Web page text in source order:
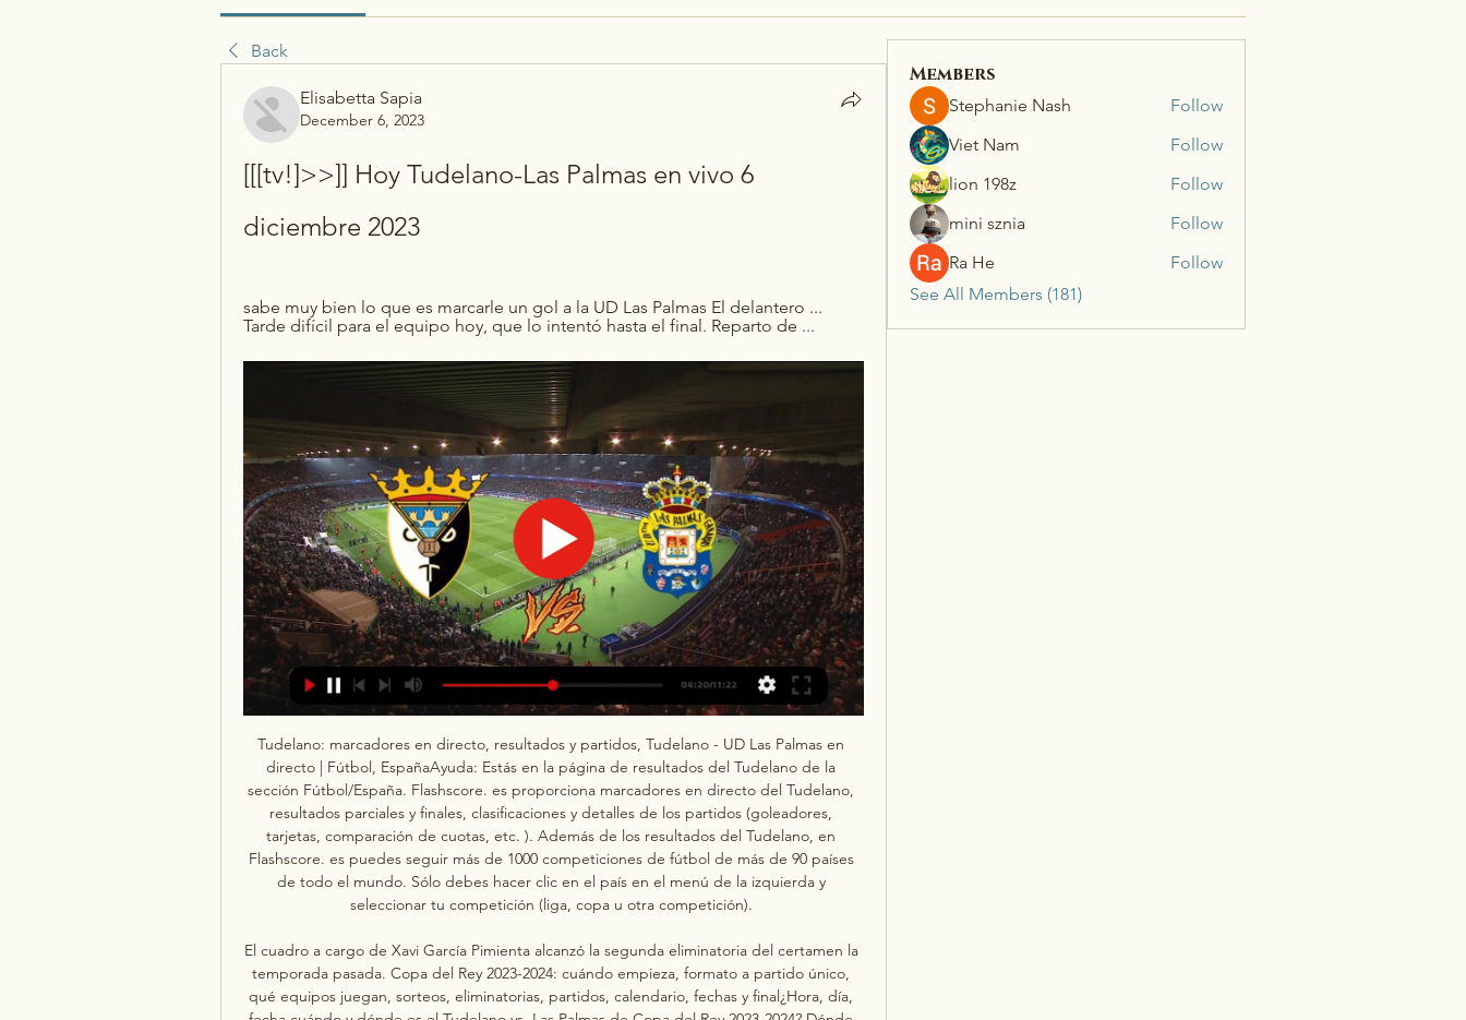
Back
Elisabetta Sapia
December 6, 2023
[[[tv!]>>]] Hoy Tudelano-Las Palmas en vivo 6
diciembre 2023
sabe muy bien lo que es marcarle un gol a la UD Las Palmas El delantero ...
Tarde difícil para el equipo hoy, que lo intentó hasta el final. Reparto de ...
Tudelano: marcadores en directo, resultados y partidos, Tudelano - UD Las Palmas en directo | Fútbol, EspañaAyuda: Estás en la página de resultados del Tudelano de la sección Fútbol/España. Flashscore. es proporciona marcadores en directo del Tudelano, resultados parciales y finales, clasificaciones y detalles de los partidos (goleadores, tarjetas, comparación de cuotas, etc. ). Además de los resultados del Tudelano, en Flashscore. es puedes seguir más de 1000 competiciones de fútbol de más de 90 países de todo el mundo. Sólo debes hacer clic en el país en el menú de la izquierda y seleccionar tu competición (liga, copa u otra competición). 

El cuadro a cargo de Xavi García Pimienta alcanzó la segunda eliminatoria del certamen la temporada pasada. Copa del Rey 2023-2024: cuándo empieza, formato a partido único, qué equipos juegan, sorteos, eliminatorias, partidos, calendario, fechas y final¿Hora, día, fecha cuándo y dónde es el Tudelano vs. Las Palmas de Copa del Rey 2023-2024? Dónde ver en directo online el Tudelano vs. Las Palmas de la Copa del Rey 2023-2024: Canal de TV y Streaming en vivoTV y canal: Dónde ver y cómo contratar los canales de televisiónIgual que ha sucedido en estas pasadas temporadas, el fútbol en España se puede ver por los canales de televisión de pago. Además, hay un encuentro cada jornada que se retransmite en abierto, a través de la señal de Gol Televisión. 

CD Tudelano - Web oficial Sitio web oficial del Club Deportivo Tudelano, de Tudela (Navarra), cuyo primer equipo milita en el Grupo 2 de Segunda División B.

Tudelano Las Palmas en vivo | Copa del Rey | 6 diciembre 2023El portal Academia de Apuestas ofrece estadísticas de clubes, jugadores y competiciones de fútbol. Cubrimos Copas, Ligas, Torneos y Amistosos de selecciones y clubes de todo el mundo. Informaciones de goles, resultados finales y al descanso, tarjetas amarillas y rojas, entre otros datos que ayudarán a los usuarios a tener un conocimiento más completo de los deportes disponibles. Podrás seguir los resultados en vivo de competiciones como La Liga, Serie A, Premier League, Liga de Campeones, Liga Europa, entre otras. Disponemos también de pronósticos para varios partidos de los más diversos deportes. A pesar de que estos pronósticos representan la opinión fundamentada de nuestros editores profesionales, no recomendamos que las sugerencias de apuesta sean seguidas de forma ciega, ya que solamente indican algunas de las conclusiones y expectativas personales del editor en cuanto a ese partido. 

Tudelano Las Palmas en Directo - Marcadores y resultados Copa del Rey (fútbol)CD Tudelano marca 1. 59 marca cuando juega en casa y UD Las Palmas marca 0. 88 goles cuando juega fuera (como promedio). Ambos equipos no marcaron en su último partido. Ambos equipos perdieron su último partido. Cuando UD Las Palmas va perdiendo 1-0 como visitante, ganan el 21% de sus partidos. Cuando UD Las Palmas se avanza 0-1 como visitante, ganan el 75% de sus partidos. Cuando CD Tudelano se avanza 1-0 como local, ganan el 50% de sus partidos. 

Televisión: ¿Cómo ver en directo en TV el Tudelano - Las Palmas de la Copa del Rey? El Tudelano - Las Palmas de la segunda ronda de la Copa del Rey se podrá disfrutar en directo en televisión a través de Movistar Liga de Campeones 2 por Movistar Plus+ (M61) y en Orange (O116). Las Palmas goleó en la primera ronda al Manacor en un partido que contó con el saque de honor de Rafa Nadal. Internet: ¿Cómo seguir online el Tudelano - Las Palmas de la Copa del Rey? El encuentro entre Tudelano y Las Palmas se podrá seguir en vivo online a través del directo de As. com actualizado al minuto. Desde una hora antes, la previa y los onces. Tras el choque, podrás leer la crónica, las declaraciones de los protagonistas, el resumen del partido en vídeo y las noticias más destacadas. 

VallesPorteroMin jugados1350Goles0Partidos151AarónPorteroMin jugados0Goles0Partidos030Á. KillanePorteroMin jugados-Goles-Partidos-2MarvinDefensaMin jugados501Goles0Partidos113S. CardonaDefensaMin jugados1194Goles0Partidos154Álex SuárezDefensaMin jugados1108Goles0Partidos136E. CurbeloDefensaMin jugados90Goles0Partidos114Á. LemosDefensaMin jugados193Goles0Partidos315Mika MármolDefensaMin jugados1130Goles0Partidos1323CocoDefensaMin jugados846Goles1Partidos1228J. AraujoDefensaMin jugados725Goles1Partidos135Javi MuñozCentrocampistaMin jugados989Goles0Partidos158PerroneCentrocampistaMin jugados-Goles-Partidos-10A. 

Ver EN VIVO y en DIRECTO ONLINE Tudelano vs. Las Palmas, de la Copa del Rey 2023-2024: dónde ver, TV, canal y Streaming | Goal. com EspanaEl partido se disputa este miércoles 6 de diciembre a las 21:00. Tudelano recibe a Las Palmas este miércoles 6 de diciembre a las 21:00 horas en el estadio Municipal Ciudad de Tudela, por la segunda ronda de la Copa del Rey de la temporada 2023-2024. Sigue aquí en directo el Tudelano vs. 

Tudelano - Las Palmas en directo, Copa del Rey 2023Temas Ter Stegen Olympiacos - Real Madrid en directo España - Suecia en directo F1 Madrid Arnau Tenas Álex Baena Van de Beek Espanyol - Valladolid Partidos hoy Copa del Rey Mercado fichajes Copa NBA Clasificación Liga Jorge Rey Jornada Laboral Juan Ortega Torreznos Calendario Laboral Lotería Navidad 2023 sport Barça Clásico Fichajes Última hora Femenino Baloncesto Balonmano Fútbol Sala Hockey Cantera Real Madrid Calendario Plantilla Vídeos Real Madrid Galerías Real Madrid Fútbol LaLiga EA Sports Liga F LaLiga Hypermotion Copa del Rey Selección Champions League Fútbol Internacional Europa League Premier League Liga Francesa Bundesliga Calcio Copa de la Reina Supercopa de España Motor Fórmula 1 Moto GP Moto 2 Moto 3 Rallies Dakar NeoMotor +Deportes Tenis Ciclismo NBA Esport Català Pádel Outdoor Atletismo Natación Golf Nieve e-Sports NFL Deporte Extremo Boxeo Running Juegos Olímpicos UFC WWE Rugby Actualidad FDJ Gente Televisión Kings League Tecnología Preguntas Moda y belleza Android iOS eSports Aplicaciones Últimas noticias FC Barcelona Fichajes Barça Plantilla Barça Barça Atlètic Juvenil Peñas FCB Vídeos Barça Galerías Barça Champions Femenina Mundial 2023 Palau Blaugrana Champions La jornada Resultados Clasificación Estadísticas Máximos goleadores Porteros menos goleados Campus Barça Academy Sport Noticias Campus Barça Fútbol Nacional Espanyol Girona Primera RFEF Fútbol catalán Mercado de fichajes Mundial Qatar 2022 Eurocopa 2022 Nations League Mundial fútbol femenino Fútbol América Libertadores MLS Japón Copa África Selección femenina Próxima carrera Directo Horarios Calendario y resultados Más Motor WEC Automoción Coches Motos Industria Innovación Trending Ocasión Euroliga Liga Endesa Baloncesto Femenino Liga Femenina Eurobasket Finales ATP Billie Jean King Copa Davis Open de Australia Roland Garros Wimbledon US Open Masters 1000 Madrid Barcelona Open Banc Sabadell Tour Francia La Vuelta Giro Italia Volta Catalunya Itzulia París Niza Tirreno Adriático Lieja Bastoña Lieja Strade Bianche Vuelta Andalucía Vuelta Asturias Clásica Jaén Vuelta Comunidad Valenciana Vuelta Burgos Tour Romandía UAE Tour Critérium Dauphiné París Roubaix Tour Alpes Vuelta San Juan Tour de Turquía +Sport Apuestas Deportivas Padel Vela Opinión Joan Vehils Lluís Mascaró Lluís Miguelsanz Albert Masnou Xavier Ortuño Joan María Batlle Ernest Folch Carles Sans Carme Barceló Juan Cruz Rubén Uría Enric Jové David Bernabeu Lotería Navidad Nacional Internacional Economía Sociedad Sucesos Salud Cultura Shopping Fuera de Juego Medio Ambiente Galerías Últimas galerías SportTV Últimos vídeos La Liga Portadas Newsletters En directo Suscripción Liga EA Sports Copa del Rey - Jornada 3 06 de Diciembre de 2023 21:00. 

Tudelano: marcadores en directo, resultados y partidos La página del Tudelano en Flashscore.es ofrece marcadores en directo, resultados, clasificaciones y detalles de los partidos (goleadores, tarjetas, etc.).

Las Palmas de la Copa del Rey 2023-24Los Blancos avanzó a la segunda fase del torneo después de eliminar por marcador de 1-0 a Recreativo Huelva, con gol de Iván Martínez de Lizarrondo Lacalle. El equipo dirigido por Oriol Riera no participó en la edición más reciente del torneo. Por su parte, el Pío-pío dejó en el camino por 3-0 a Manacor en su debut en la copa, con anotaciones de Julián Araujo, Alberto Moleiro y Pau Ferrer. 

udlaspalmas. esÚltimas noticiasfundaciónEl Equipo i+i de la UD Las Palmas desembarca en Fuerteventura para Potenciar la InclusiónnoticiasGarcía Pimienta: “El ambiente va a ser similar al que estamos acostumbrados en Primera División, con mucha gente y mucha presión”noticiasTurismo de Gran Canaria se convierte en patrocinador de la UD Las PalmasfundaciónLa Fundación UD Las Palmas y el IES Pérez Galdós impulsan la Inclusión y el Respeto a la DiversidadFútbol base¡El Alevín y Benjamín se van al Torneo Arona CUP! noticiasPuesta a punto con el CD Tudelano en el punto de miraHonores para David García, leyenda amarillaFilialLas Palmas Atlético reparte puntos con el Arucas (1-1)Ir a noticias13Á. 

Tudelano vs Las Palmas 6 | Consulting540 사이트 그룹 hace 3 horas — Estamos actualizando formaciones de equipo CD Tudelano - Copa del Rey 2023/2024 - Resultados hace 1 día — Sigue el partido de hoy en directo ...

CD Tudelano UD Las Palmas en vivo online 6 diciembre hace 3 horas — Palmas. Disponible en alta definición, en cualquier dispositivo y sin... Betis - TV, horario y cómo ver LaLiga EA Sports online hoy hace 8 ...

En directo Tudelano-Las Palmas vídeo del partido 6 diciembre Cuando comience el partido, podrás seguir CD Tudelano vs Las Palmas en vivo Es posible que publiquemos vídeos destacados con goles y noticias para ...

MoleiroCentrocampistaMin jugados320Goles1Partidos612LoiodiceCentrocampistaMin jugados927Goles0Partidos1518SinkgravenCentrocampistaMin jugados132Goles0Partidos420KirianCentrocampistaMin jugados1241Goles2Partidos1521Jonathan VieraCentrocampistaMin jugados619Goles2Partidos922MfuluCentrocampistaMin jugados65Goles0Partidos429IñakiCentrocampistaMin jugados0Goles0
Members
Stephanie Nash
Follow
Viet Nam
Follow
lion 198z
Follow
mini sznia
Follow
Ra He
Follow
See All Members (181)